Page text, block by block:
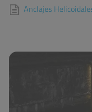
Anclajes